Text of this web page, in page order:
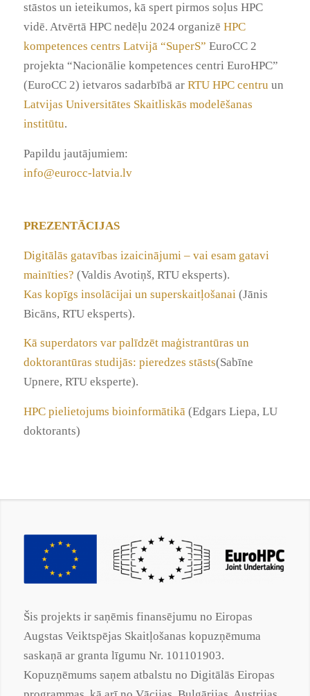
stāstos un ieteikumos, kā spert pirmos soļus HPC
vidē. Atvērtā HPC nedēļu 2024 organizē HPC
kompetences centrs Latvijā “SuperS” EuroCC 2
projekta “Nacionālie kompetences centri EuroHPC”
(EuroCC 2) ietvaros sadarbībā ar RTU HPC centru un
Latvijas Universitātes Skaitliskās modelēšanas
institūtu.
Papildu jautājumiem:
info@eurocc-latvia.lv
PREZENTĀCIJAS
Digitālās gatavības izaicinājumi – vai esam gatavi
mainīties? (Valdis Avotiņš, RTU eksperts).
Kas kopīgs insolācijai un superskaitļošanai(Jānis
Bicāns, RTU eksperts).
Kā superdators var palīdzēt maģistrantūras un
doktorantūras studijās: pieredzes stāsts(Sabīne
Upnere, RTU eksperte).
HPC pielietojums bioinformātikā (Edgars Liepa, LU
doktorants)
Šis projekts ir saņēmis finansējumu no Eiropas
Augstas Veiktspējas Skaitļošanas kopuzņēmuma
saskaņā ar granta līgumu Nr. 101101903.
Kopuzņēmums saņem atbalstu no Digitālās Eiropas